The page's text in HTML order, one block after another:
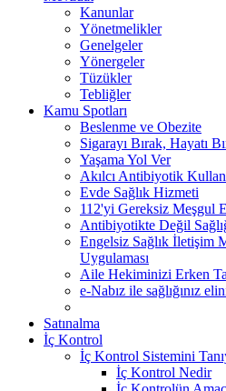
Kanunlar
Yönetmelikler
Genelgeler
Yönergeler
Tüzükler
Tebliğler
Kamu Spotları
Beslenme ve Obezite
Sigarayı Bırak, Hayatı
Yaşama Yol Ver
Akılcı Antibiyotik
Evde Sağlık Hizmeti
112'yi Gereksiz Meşgul
Antibiyotikte Değil
Engelsiz Sağlık İletişim
Uygulaması
Aile Hekiminizi Erken
e-Nabız ile sağlığınız
Satınalma
İç Kontrol
İç Kontrol Sistemini
İç Kontrol Nedir